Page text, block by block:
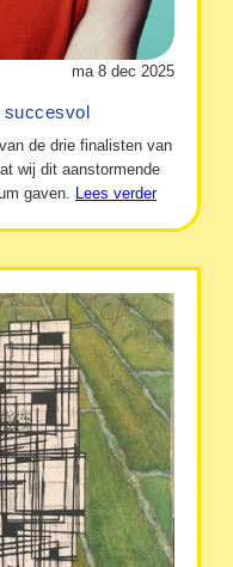
ma 8 dec 2025
succesvol
de drie finalisten van
wij dit aanstormende
gaven. Lees verder